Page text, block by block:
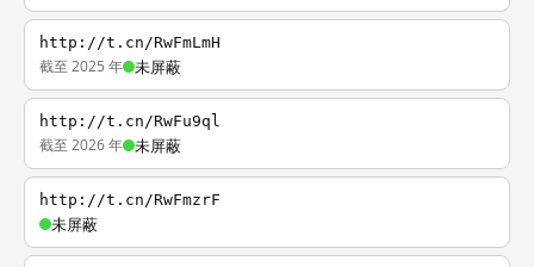
http://t.cn/RwFmLmH
截至 2025 年 未屏蔽
http://t.cn/RwFu9ql
截至 2026 年 未屏蔽
http://t.cn/RwFmzrF
未屏蔽